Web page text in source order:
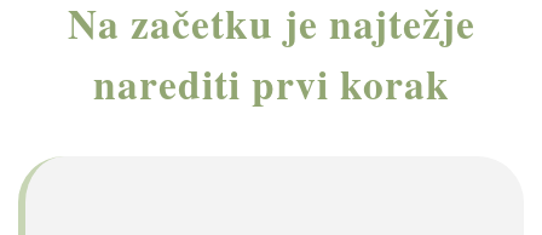
Na začetku je najtežje
narediti prvi korak